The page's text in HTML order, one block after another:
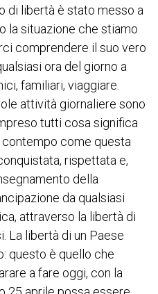
di libertà è stato messo a
la situazione che stiamo
comprendere il suo vero
ora del giorno a
familiari, viaggiare.
attività giornaliere sono
tutti cosa significa
come questa
rispettata e,
della
da qualsiasi
attraverso la libertà di
La libertà di un Paese
questo è quello che
a fare oggi, con la